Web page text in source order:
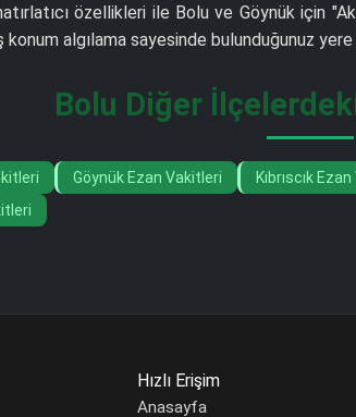
özellikleri ile Bolu ve Göynük için
konum algılama sayesinde bulunduğunuz
Bolu Diğer
Göynük Ezan Vakitleri Kıbrıscık
Hızlı Erişim
Anasayfa